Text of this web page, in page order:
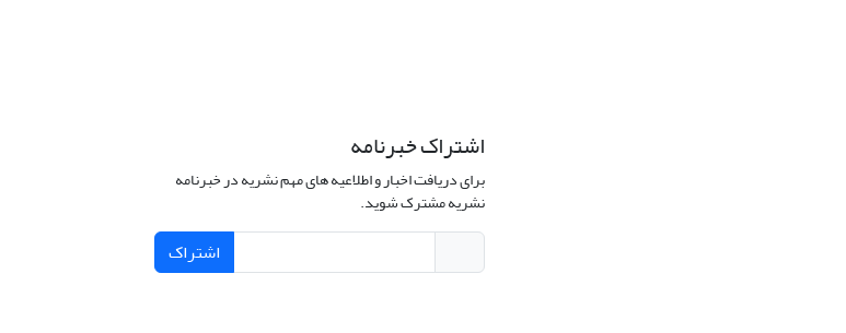
اشتراک خبرنامه
برای دریافت اخبار و اطلاعیه های مهم نشریه در خبرنامه
نشریه مشترک شوید.
اشتراک